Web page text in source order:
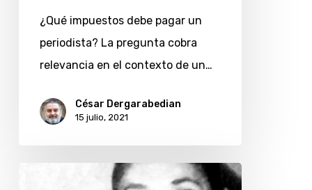
¿Qué impuestos debe pagar un
periodista? La pregunta cobra
relevancia en el contexto de un…
César Dergarabedian
15 julio, 2021